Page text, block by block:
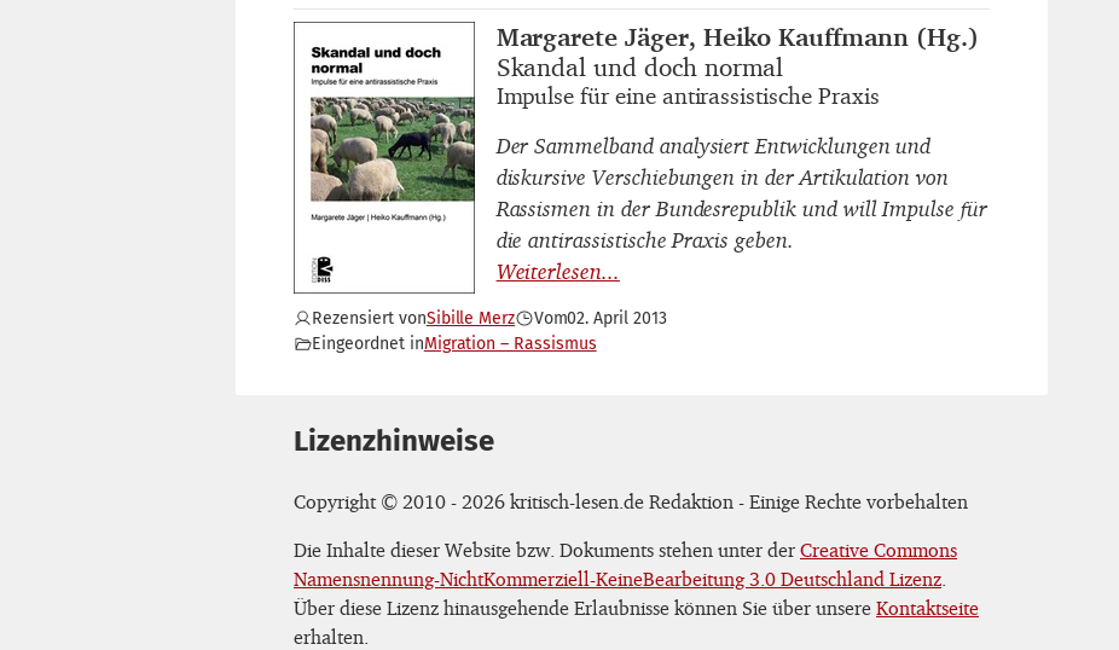
Buchautor_innen
Margarete Jäger, Heiko Kauffmann (Hg.)
Buchtitel
Skandal und doch normal
Buchuntertitel
Impulse für eine antirassistische Praxis
Der Sammelband analysiert Entwicklungen und
diskursive Verschiebungen in der Artikulation von
Rassismen in der Bundesrepublik und will Impulse für
die antirassistische Praxis geben.
Rezensiert vonSibille Merz Vom02. April 2013
Eingeordnet inMigration – Rassismus
Lizenzhinweise
Copyright © 2010 - 2026 kritisch-lesen.de Redaktion - Einige Rechte vorbehalten
Die Inhalte dieser Website bzw. Dokuments stehen unter der Creative Commons
Namensnennung-NichtKommerziell-KeineBearbeitung 3.0 Deutschland Lizenz
Über diese Lizenz hinausgehende Erlaubnisse können Sie über unsere Kontaktseite
erhalten.